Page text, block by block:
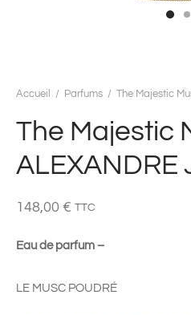
Accueil / Parfums / The Majestic
The Majestic
ALEXANDRE
148,00 € TTC
Eau de parfum –
LE MUSC POUDRÉ